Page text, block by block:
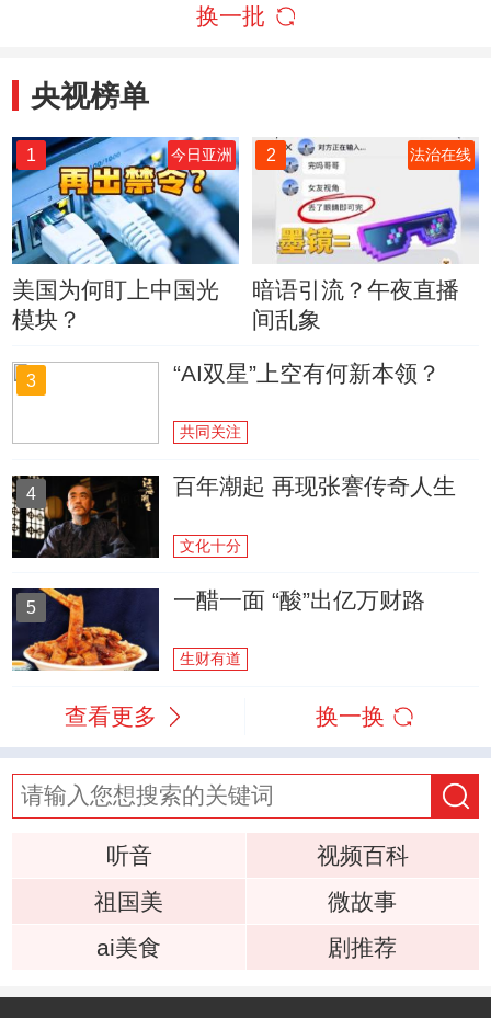
架吸引
换一批
央视榜单
1 今日亚洲
美国为何盯上中国光
模块？
2 法治在线
暗语引流？午夜直播
间乱象
3 “AI双星”上空有何新本领？
共同关注
4 百年潮起 再现张謇传奇人生
文化十分
5 一醋一面 “酸”出亿万财路
生财有道
查看更多 换一换
听音
视频百科
祖国美
微故事
ai美食
剧推荐